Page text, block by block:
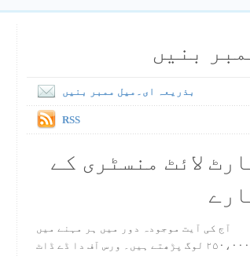
بنیں
بذریعہ ای۔میل ممبر بنیں
RSS
لائٹ منسٹری کے
آج کی آیت موجودہ دور میں ہر مہنے میں
۲۵۰،۰۰۰ لوگ پڑھتے ہیں۔ ورس آف دا ڈے ڈاٹ